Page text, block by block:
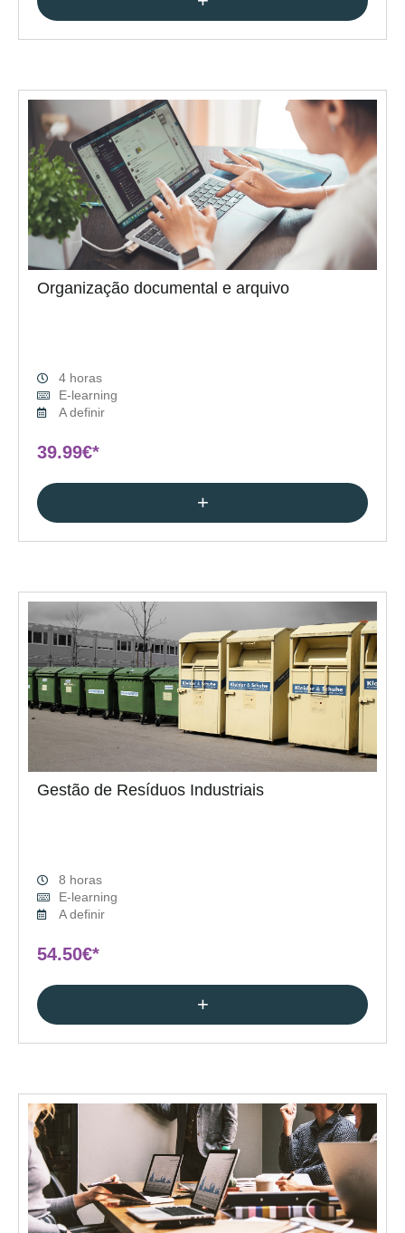
Organização documental e arquivo
4 horas
E-learning
A definir
39.99€*
+
Gestão de Resíduos Industriais
8 horas
E-learning
A definir
54.50€*
+